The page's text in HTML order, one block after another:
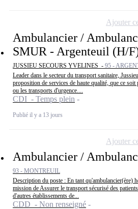
Ambulancier /
SMUR - Argenteuil (H/
JUSSIEU SECOURS YVELINES - 95 -
Leader dans le secteur du transport sanitaire,
proposition de services de haute qualité, que ce
ou les transports d'urgence....
CDI - Temps plein
Publié il y a 13 jours
Ajouter
Ambulancier /
93 - MONTREUIL
Description du poste : En tant qu'ambulancier(ère)
mission de Assurer le transport sécurisé des
d'autres établissements de...
CDD - Non renseigné
Ajouter